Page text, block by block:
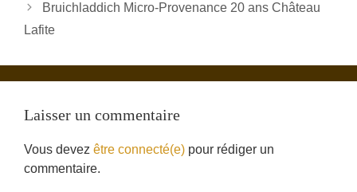
Bruichladdich Micro-Provenance 20 ans Château
Lafite
Laisser un commentaire
Vous devez être connecté(e) pour rédiger un
commentaire.